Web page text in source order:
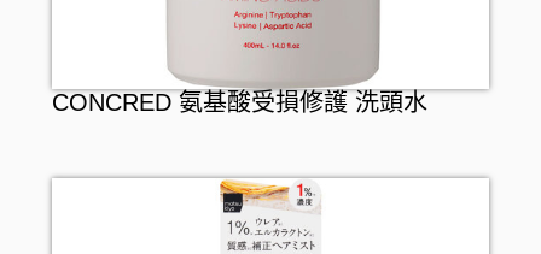
CONCRED 氨基酸受損修護 洗頭水